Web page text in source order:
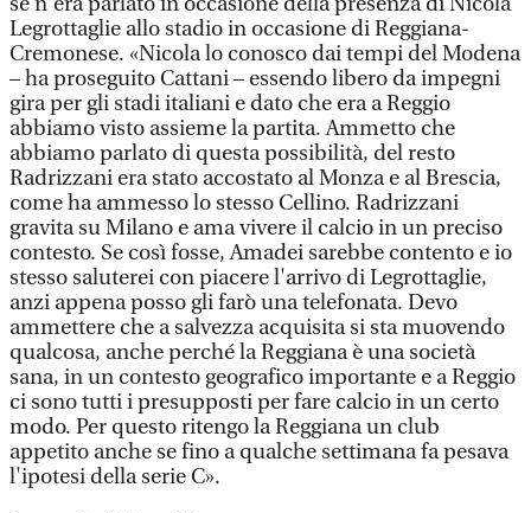
Legrottaglie allo stadio in occasione di Reggiana-
Cremonese. «Nicola lo conosco dai tempi del Modena
– ha proseguito Cattani – essendo libero da impegni
gira per gli stadi italiani e dato che era a Reggio
abbiamo visto assieme la partita. Ammetto che
abbiamo parlato di questa possibilità, del resto
Radrizzani era stato accostato al Monza e al Brescia,
come ha ammesso lo stesso Cellino. Radrizzani
gravita su Milano e ama vivere il calcio in un preciso
contesto. Se così fosse, Amadei sarebbe contento e io
stesso saluterei con piacere l'arrivo di Legrottaglie,
anzi appena posso gli farò una telefonata. Devo
ammettere che a salvezza acquisita si sta muovendo
qualcosa, anche perché la Reggiana è una società
sana, in un contesto geografico importante e a Reggio
ci sono tutti i presupposti per fare calcio in un certo
modo. Per questo ritengo la Reggiana un club
appetito anche se fino a qualche settimana fa pesava
l'ipotesi della serie C».